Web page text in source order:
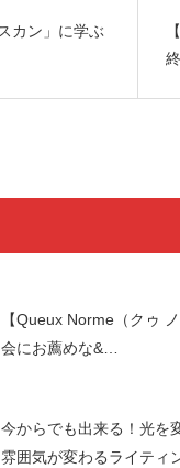
カン」に学ぶ
【Queux Norme（クゥ
会にお薦めな&…
今からでも出来る！光を
雰囲気が変わるライティ